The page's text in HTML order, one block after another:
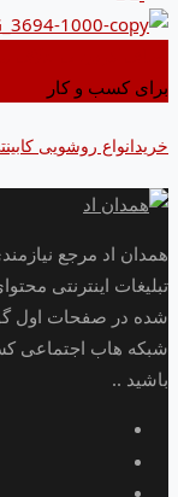
برای کسب و کار
خریدانواع روشویی
همدان اد مرجع
تبلیغات اینترنتی
شده در صفحات اول
شبکه هاب اجتماعی
باشید ..